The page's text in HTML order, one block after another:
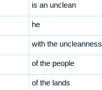
is an unclean
he
with the uncleanness
of the people
of the lands